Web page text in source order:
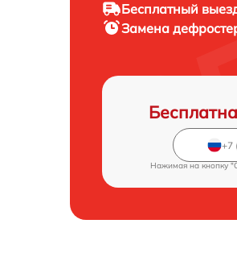
Бесплатный
Замена
Нажимая на кнопку